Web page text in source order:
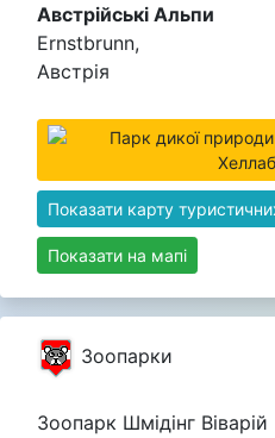
Австрійські Альпи
Ernstbrunn,
Австрія
Показати карту
Показати на мапі
Зоопарки
Зоопарк Шмідінг Віварій